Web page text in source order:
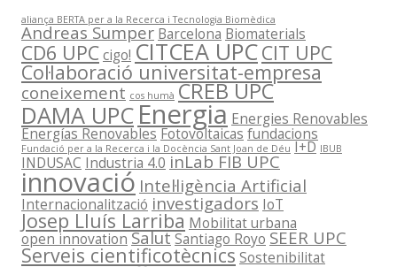
aliança BERTA per a la Recerca i Tecnologia Biomèdica
Andreas Sumper Barcelona Biomaterials
CD6 UPCcigo! CITCEA UPCCIT UPC
Col·laboració universitat-empresa
coneixement cos humà CREB UPC
DAMA UPC Energia Energies Renovables
Energías RenovablesFotovoltaicas fundacions
Fundació per a la Recerca i la Docència Sant Joan de Déu I+D IBUB
INDUSAC Industria 4.0 inLab FIB UPC
innovació Intel·ligència Artificial
Internacionalització investigadors IoT
Josep Lluís Larriba Mobilitat urbana
open innovation SalutSantiago Royo SEER UPC
Serveis cientificotècnics Sostenibilitat